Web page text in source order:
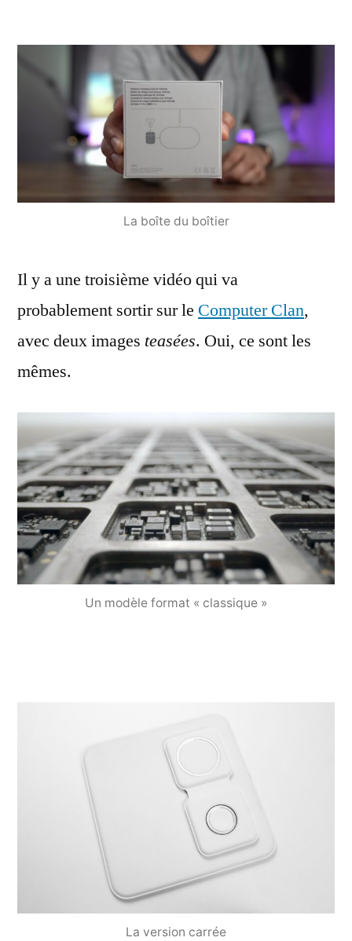
La boîte du boîtier
Il y a une troisième vidéo qui va
probablement sortir sur le Computer Clan,
avec deux images teasées. Oui, ce sont les
mêmes.
Un modèle format « classique »
La version carrée